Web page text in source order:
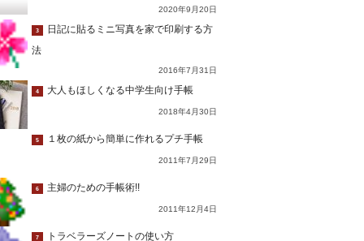
2020年9月20日
3
日記に貼るミニ写真を家で印刷する方
法
2016年7月31日
4 大人もほしくなる中学生向け手帳
2018年4月30日
5 １枚の紙から簡単に作れるプチ手帳
2011年7月29日
6 主婦のための手帳術!!
2011年12月4日
7 トラベラーズノートの使い方